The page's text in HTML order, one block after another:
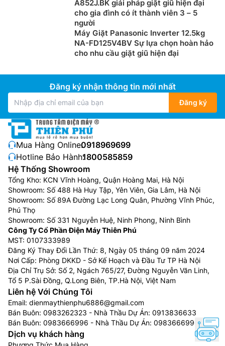
A852J.BK giải pháp giặt giũ hiện đại
cho gia đình có ít thành viên 3 – 5
người
Máy Giặt Panasonic Inverter 12.5kg
NA-FD125V4BV Sự lựa chọn hoàn hảo
cho nhu cầu giặt giũ hiện đại
Đăng ký nhận thông tin mới nhất
Đăng ký
Mua Hàng Online:0918969699
Hotline Bảo Hành:1800585859
Hệ Thống Showroom
Tổng Kho: KCN Vĩnh Hoàng, Quận Hoàng Mai, Hà Nội
Showroom: Số 488 Hà Huy Tập, Yên Viên, Gia Lâm, Hà Nội
Showroom: Số 89A Đường Lạc Long Quân, Phường Vĩnh Phúc,
Phú Thọ
Showroom: Số 331 Nguyễn Huệ, Ninh Phong, Ninh Bình
Công Ty Cổ Phần Điện Máy Thiên Phú
MST: 0107333989
Đăng Ký Thay Đổi Lần Thứ: 8, Ngày 05 tháng 09 năm 2024
Nơi Cấp: Phòng DKKD - Sở Kế Hoạch và Đầu Tư TP Hà Nội
Địa Chỉ Trụ Sở: Số 2, Ngách 765/27, Đường Nguyễn Văn Linh,
Tổ 5 P.Sài Đồng, Q.Long Biên, TP.Hà Nội, Việt Nam
Liên hệ Với Chúng Tôi
Email: dienmaythienphu6886@gmail.com
Bán Buôn: 0983262323 - Nhà Thầu Dự Án: 0913836633
Bán Buôn: 0983666996 - Nhà Thầu Dự Án: 0983666996
Dịch vụ khách hàng